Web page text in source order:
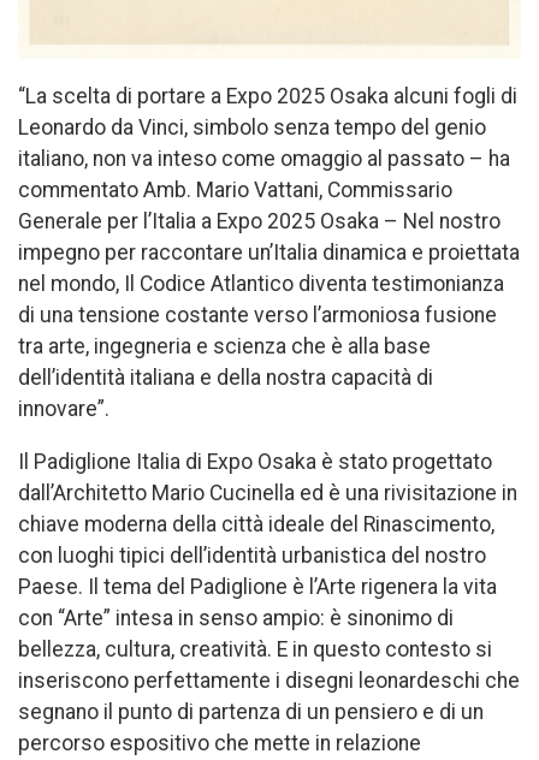
“La scelta di portare a Expo 2025 Osaka alcuni fogli di
Leonardo da Vinci, simbolo senza tempo del genio
italiano, non va inteso come omaggio al passato – ha
commentato Amb. Mario Vattani, Commissario
Generale per l’Italia a Expo 2025 Osaka – Nel nostro
impegno per raccontare un’Italia dinamica e proiettata
nel mondo, Il Codice Atlantico diventa testimonianza
di una tensione costante verso l’armoniosa fusione
tra arte, ingegneria e scienza che è alla base
dell’identità italiana e della nostra capacità di
innovare”.
Il Padiglione Italia di Expo Osaka è stato progettato
dall’Architetto Mario Cucinella ed è una rivisitazione in
chiave moderna della città ideale del Rinascimento,
con luoghi tipici dell’identità urbanistica del nostro
Paese. Il tema del Padiglione è l’Arte rigenera la vita
con “Arte” intesa in senso ampio: è sinonimo di
bellezza, cultura, creatività. E in questo contesto si
inseriscono perfettamente i disegni leonardeschi che
segnano il punto di partenza di un pensiero e di un
percorso espositivo che mette in relazione